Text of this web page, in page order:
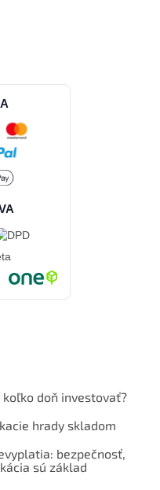
doň investovať?
hrady skladom
bezpečnosť,
sú základ